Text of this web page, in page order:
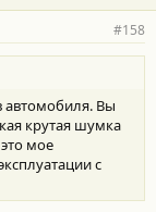
#158
автомобиля. Вы
крутая шумка
мое
с